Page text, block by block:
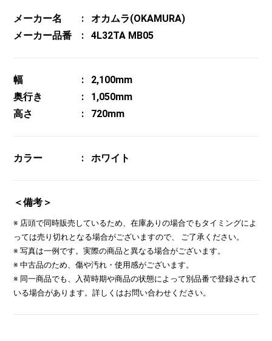
メーカー名
オカムラ(OKAMURA)
メーカー品番
4L32TA MB05
幅
2,100mm
奥行き
1,050mm
高さ
720mm
カラー ホワイト
＜備考＞
※ 店頭で同時販売しているため、在庫ありの場合でもタイミングによ
っては売り切れとなる場合がございますので、 ご了承ください。
※ 写真は一例です。実際の商品と異なる場合がございます。
※ 中古品のため、傷や汚れ・使用感がございます。
※ 同一商品でも、入荷時期や商品の状態によって別品番で登録されて
いる場合があります。詳しくはお問い合わせください。